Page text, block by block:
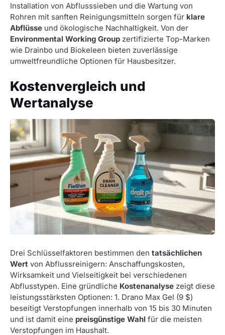
Installation von Abflusssieben und die Wartung von
Rohren mit sanften Reinigungsmitteln sorgen für klare
Abflüsse und ökologische Nachhaltigkeit. Von der
Environmental Working Group zertifizierte Top-Marken
wie Drainbo und Biokeleen bieten zuverlässige
umweltfreundliche Optionen für Hausbesitzer.
Kostenvergleich und
Wertanalyse
Drei Schlüsselfaktoren bestimmen den tatsächlichen
Wert von Abflussreinigern: Anschaffungskosten,
Wirksamkeit und Vielseitigkeit bei verschiedenen
Abflusstypen. Eine gründliche Kostenanalyse zeigt diese
leistungsstärksten Optionen: 1. Drano Max Gel (9 $)
beseitigt Verstopfungen innerhalb von 15 bis 30 Minuten
und ist damit eine preisgünstige Wahl für die meisten
Verstopfungen im Haushalt.